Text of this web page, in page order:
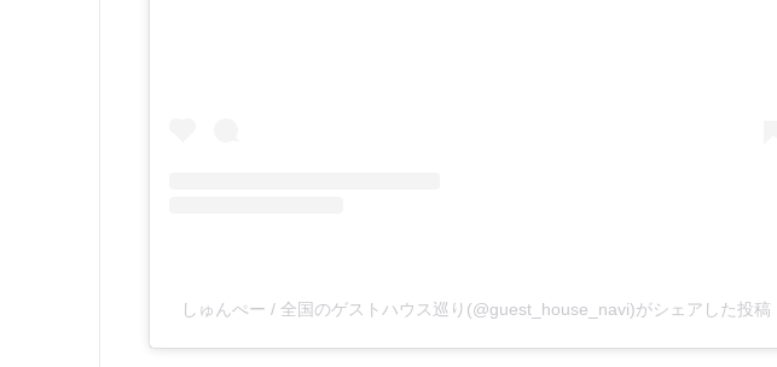
しゅんぺー / 全国のゲストハウス巡り(@guest_house_navi)がシェアした投稿